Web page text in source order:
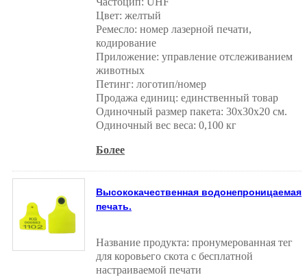
Цвет: желтый
Ремесло: номер лазерной печати,
кодирование
Приложение: управление отслеживанием
животных
Петинг: логотип/номер
Продажа единиц: единственный товар
Одиночный размер пакета: 30x30x20 см.
Одиночный вес веса: 0,100 кг
Более
Высококачественная водонепроницаемая
печать.
Название продукта: пронумерованная тег
для коровьего скота с бесплатной
настраиваемой печати